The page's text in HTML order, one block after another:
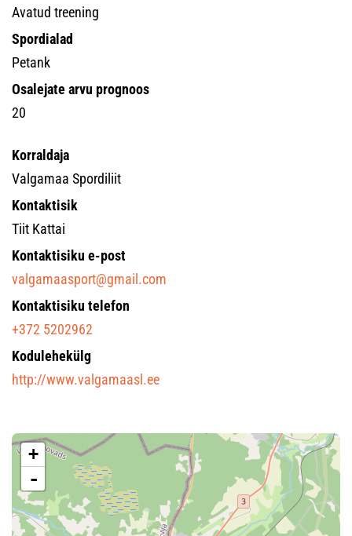
Avatud treening
Spordialad
Petank
Osalejate arvu prognoos
20
Korraldaja
Valgamaa Spordiliit
Kontaktisik
Tiit Kattai
Kontaktisiku e-post
valgamaasport@gmail.com
Kontaktisiku telefon
+372 5202962
Kodulehekülg
http://www.valgamaasl.ee
+
-